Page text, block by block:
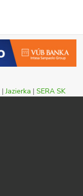
|Jazierka | SERA SK